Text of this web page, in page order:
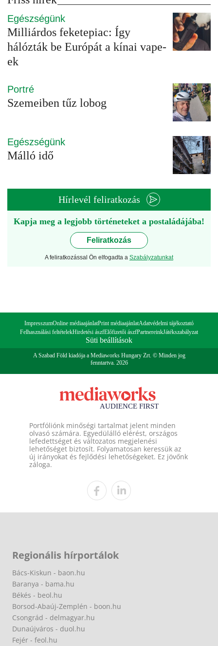
Egészségünk
Milliárdos feketepiac: Így
hálózták be Európát a kínai vape-
ek
Portré
Szemeiben tűz lobog
Egészségünk
Málló idő
Hírlevél feliratkozás
Kapja meg a legjobb történeteket a postaládájába!
Feliratkozás
A feliratkozással Ön elfogadta a Szabályzatunkat
ImpresszumOnline médiaajánlatPrint médiaajánlatAdatvédelmi tájékoztató
Felhasználási feltételekHirdetési ászfElőfizetői ászfPartnereinkJátékszabályzat
Süti beállítások
A Szabad Föld kiadója a Mediaworks Hungary Zrt. © Minden jog
fenntartva. 2026
Portfóliónk minőségi tartalmat jelent minden
olvasó számára. Egyedülálló elérést, országos
lefedettséget és változatos megjelenési
lehetőséget biztosít. Folyamatosan keressük az
új irányokat és fejlődési lehetőségeket. Ez jövőnk
záloga.
Regionális hírportálok
Bács-Kiskun - baon.hu
Baranya - bama.hu
Békés - beol.hu
Borsod-Abaúj-Zemplén - boon.hu
Csongrád - delmagyar.hu
Dunaújváros - duol.hu
Fejér - feol.hu